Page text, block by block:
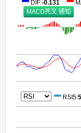
DIF:-0.131
RSI5: